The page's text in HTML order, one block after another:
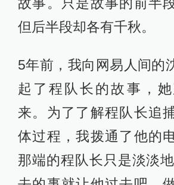
但后半段却各有千秋。
5年前，我向网易人间的
起了程队长的故事，
来。为了了解程队长追
体过程，我拨通了他的
那端的程队长只是淡淡